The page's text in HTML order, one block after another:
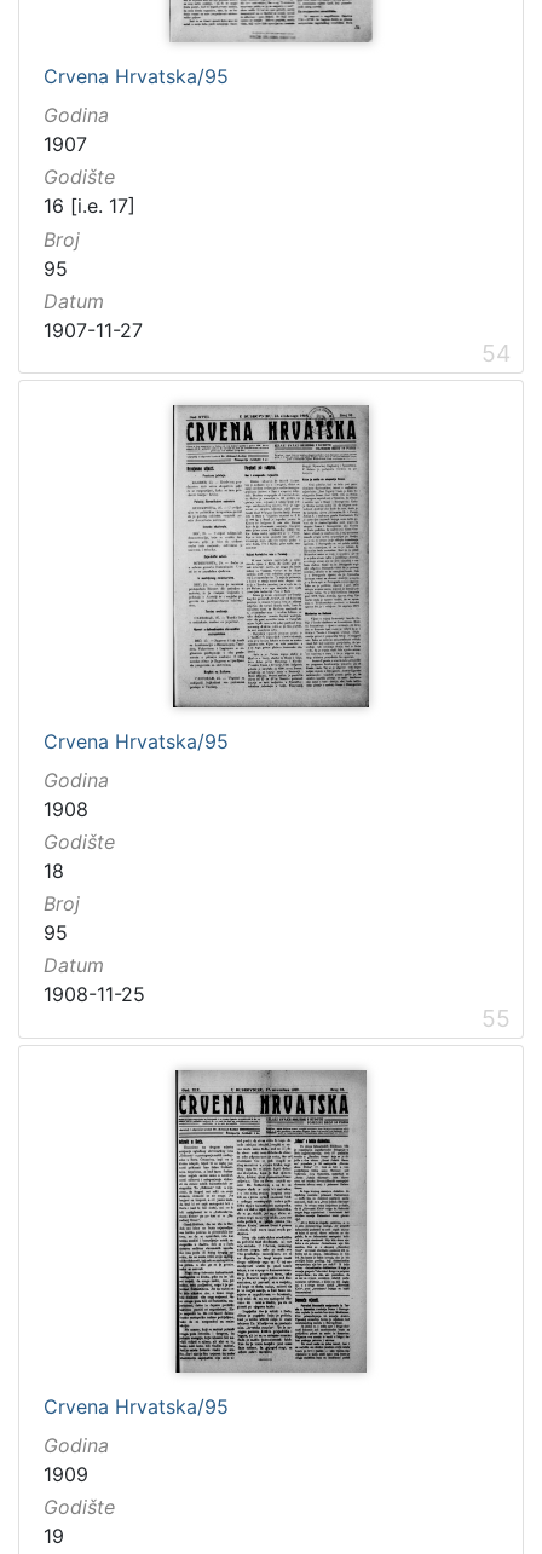
Crvena Hrvatska/95
Godina
1907
Godište
16 [i.e. 17]
Broj
95
Datum
1907-11-27
54
Crvena Hrvatska/95
Godina
1908
Godište
18
Broj
95
Datum
1908-11-25
55
Crvena Hrvatska/95
Godina
1909
Godište
19